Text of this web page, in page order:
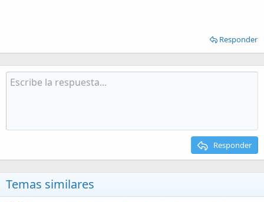
Responder
Responder
Temas similares